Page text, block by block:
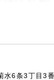
6条3丁目3